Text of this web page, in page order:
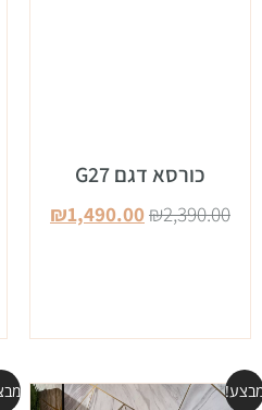
כורסא דגם G27
₪2,390.00
₪1,490.00